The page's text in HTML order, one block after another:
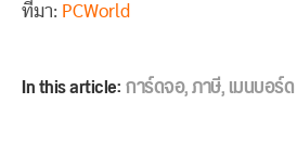
ที่มา: PCWorld
In this article:การ์ดจอ,ภาษี,เมนบอร์ด